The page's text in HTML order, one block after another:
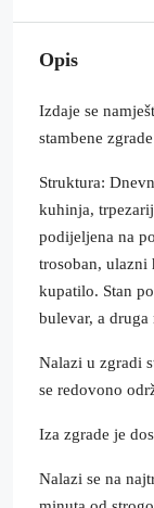
Opis
Izdaje se
stambene
Struktura:
kuhinja,
podijeljena na
trosoban, ulazni
kupatilo. Stan
bulevar, a
Nalazi u zgradi
se redovono
Iza zgrade je
Nalazi se na